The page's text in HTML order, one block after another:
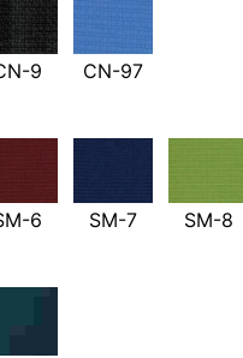
9
CN-97
6 SM-7
SM-8